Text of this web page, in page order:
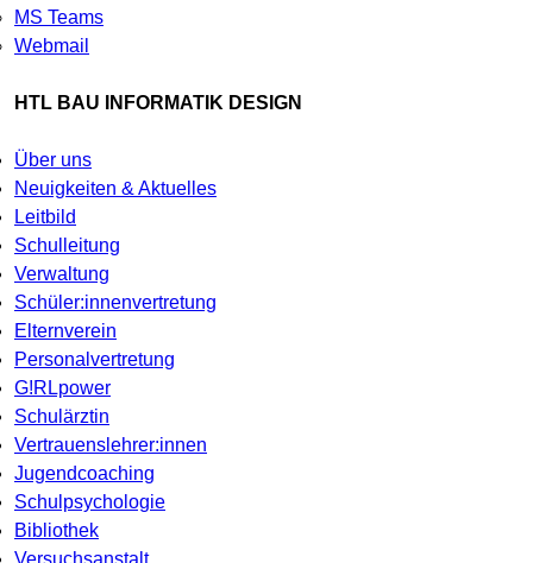
MS Teams
Webmail
HTL BAU INFORMATIK DESIGN
Über uns
Neuigkeiten & Aktuelles
Leitbild
Schulleitung
Verwaltung
Schüler:innenvertretung
Elternverein
Personalvertretung
G!RLpower
Schulärztin
Vertrauenslehrer:innen
Jugendcoaching
Schulpsychologie
Bibliothek
Versuchsanstalt